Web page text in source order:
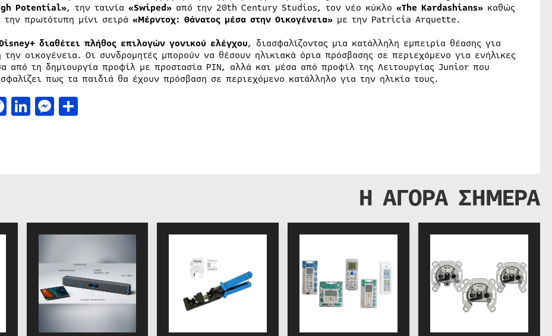
Potential», την ταινία «Swiped» από την 20th Century Studios, τον νέο κύκλο «The Kardashians»καθώς
την πρωτότυπη μίνι σειρά «Μέρντοχ: Θάνατος μέσα στην Οικογένεια»με την Patricia Arquette.
+ διαθέτει πλήθος επιλογών γονικού ελέγχου, διασφαλίζοντας μια κατάλληλη εμπειρία θέασης για
την οικογένεια. Οι συνδρομητές μπορούν να θέσουν ηλικιακά όρια πρόσβασης σε περιεχόμενο για ενήλικες
από τη δημιουργία προφίλ με προστασία PIN, αλλά και μέσα από προφίλ της Λειτουργίας Junior που
πως τα παιδιά θα έχουν πρόσβαση σε περιεχόμενο κατάλληλο για την ηλικία τους.
Facebook
LinkedIn
Messenger
Μοιραστείτε
Η ΑΓΟΡΑ ΣΗΜΕΡΑ